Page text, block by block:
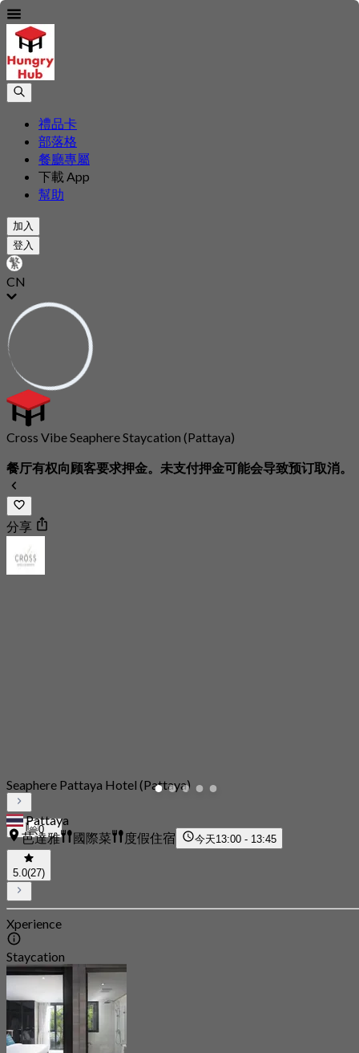
禮品卡
部落格
餐廳專屬
下載 App
幫助
加入
登入
CN
Cross Vibe Seaphere Staycation (Pattaya)
餐厅有权向顾客要求押金。未支付押金可能会导致预订取消。
分享
0
Seaphere Pattaya Hotel (Pattaya)
Pattaya
芭達雅
國際菜 度假住宿 今天13:00 - 13:45
5.0(27)
Xperience
Staycation